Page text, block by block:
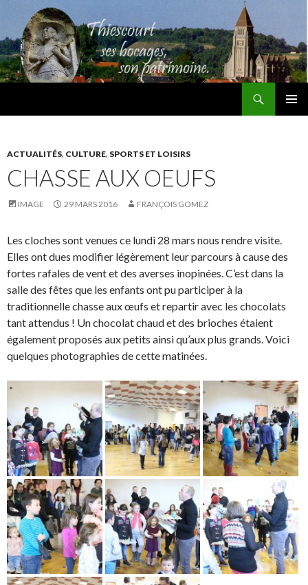
ACTUALITÉS, CULTURE, SPORTS ET LOISIRS
CHASSE AUX OEUFS
IMAGE 29 MARS 2016 FRANÇOIS GOMEZ
Les cloches sont venues ce lundi 28 mars nous rendre visite.
Elles ont dues modifier légèrement leur parcours à cause des
fortes rafales de vent et des averses inopinées. C’est dans la
salle des fêtes que les enfants ont pu participer à la
traditionnelle chasse aux œufs et repartir avec les chocolats
tant attendus ! Un chocolat chaud et des brioches étaient
également proposés aux petits ainsi qu’aux plus grands. Voici
quelques photographies de cette matinées.